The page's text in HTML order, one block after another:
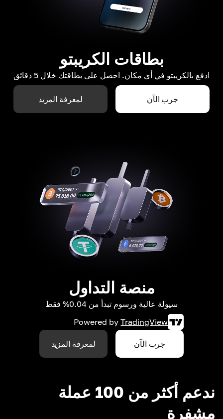
بطاقات الكريبتو
ادفع بالكريبتو في أي مكان. احصل على بطاقتك خلال 5 دقائق
جرب الآن لمعرفة المزيد
منصة التداول
سيولة عالية ورسوم تبدأ من 0.04% فقط
Powered by TradingView
جرب الآن لمعرفة المزيد
ندعم أكثر من 100 عملة
مشفرة